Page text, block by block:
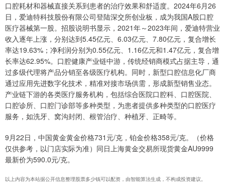
口腔耗材和器械直接关系到患者的治疗效果和舒适度。2024年6月26
日，爱迪特科技股份有限公司登陆深交所创业板，成为我国A股口腔
医疗器械第一股。招股说明书显示，2021年～2023年间，爱迪特营业
收入逐年上涨，分别达到5.45亿元、6.03亿元、7.80亿元，复合增长
率达19.63%；净利润分别为0.55亿元、1.16亿元和1.47亿元，复合增
长率达62.95%。口腔健康产业链中游，传统经销商模式占据主导，通
过多级代理将产品分销至各级医疗机构。同时，新型口腔信息化厂商
通过应用先进数字化技术，精准对接市场供需，形成新型销售业态。
产业链下游的各类医疗服务机构，包括综合医院口腔科、口腔医院、
口腔诊所、口腔门诊部等多种类型，为患者提供多种类型的口腔医疗
服务，如洗牙、窝沟封闭、根管治疗、种植牙、正畸等。
9月22日，中国黄金黄金价格731元/克，铂金价格358元/克。（价格
仅供参考，以门店实际为准）同日上海黄金交易所现货黄金AU9999
最新价为590.0元/克。
以上内容为本站据公开信息整理股票多少钱可以配资，由智能算法生成，不构成投资建议。